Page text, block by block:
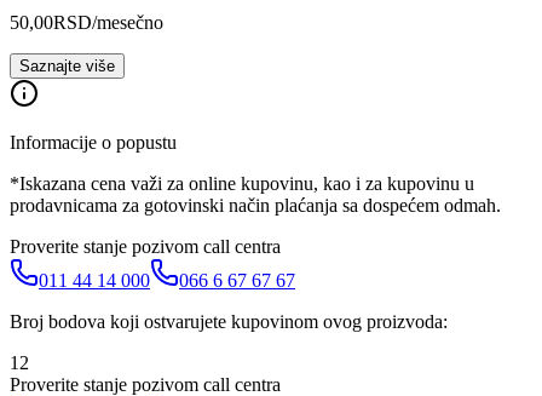
50,00RSD/mesečno
Saznajte više
Informacije o popustu
*Iskazana cena važi za online kupovinu, kao i za kupovinu u
prodavnicama za gotovinski način plaćanja sa dospećem odmah.
Proverite stanje pozivom call centra
011 44 14 000
066 6 67 67 67
Broj bodova koji ostvarujete kupovinom ovog proizvoda:
12
Proverite stanje pozivom call centra